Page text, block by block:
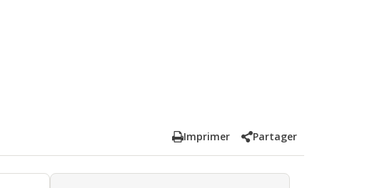
Imprimer Partager